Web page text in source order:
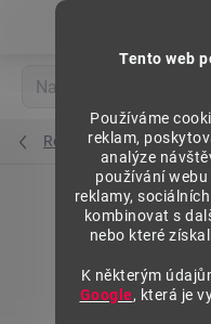
Tento web
Používáme
reklam,
analýze
používání
reklamy,
kombinovat s
nebo které
K některým
Google, která je
Regály výška 2500 mm,